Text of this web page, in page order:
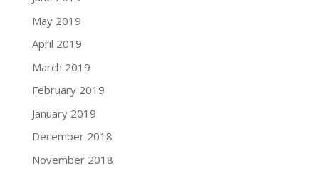
May 2019
April 2019
March 2019
February 2019
January 2019
December 2018
November 2018